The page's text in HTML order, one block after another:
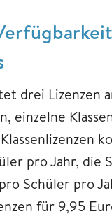
drei Lizenzen
einzelne
pro Jahr, die
Schüler pro
für 9,95